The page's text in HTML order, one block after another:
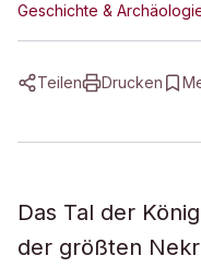
Geschichte &
Teilen Drucken
Das Tal der
der größten